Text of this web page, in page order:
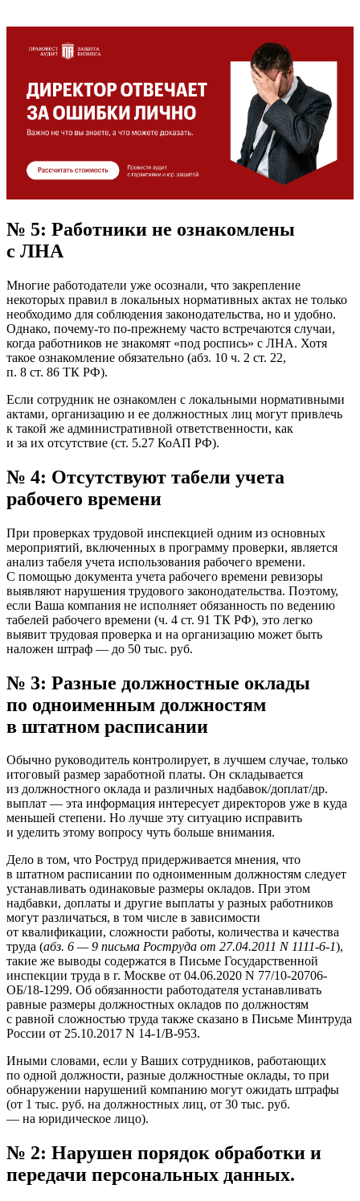
№ 5: Работники не ознакомлены
с ЛНА
Многие работодатели уже осознали, что закрепление
некоторых правил в локальных нормативных актах не только
необходимо для соблюдения законодательства, но и удобно.
Однако, почему-то по-прежнему часто встречаются случаи,
когда работников не знакомят «под роспись» с ЛНА. Хотя
такое ознакомление обязательно (абз. 10 ч. 2 ст. 22,
п. 8 ст. 86 ТК РФ).
Если сотрудник не ознакомлен с локальными нормативными
актами, организацию и ее должностных лиц могут привлечь
к такой же административной ответственности, как
и за их отсутствие (ст. 5.27 КоАП РФ).
№ 4: Отсутствуют табели учета
рабочего времени
При проверках трудовой инспекцией одним из основных
мероприятий, включенных в программу проверки, является
анализ табеля учета использования рабочего времени.
С помощью документа учета рабочего времени ревизоры
выявляют нарушения трудового законодательства. Поэтому,
если Ваша компания не исполняет обязанность по ведению
табелей рабочего времени (ч. 4 ст. 91 ТК РФ), это легко
выявит трудовая проверка и на организацию может быть
наложен штраф — до 50 тыс. руб.
№ 3: Разные должностные оклады
по одноименным должностям
в штатном расписании
Обычно руководитель контролирует, в лучшем случае, только
итоговый размер заработной платы. Он складывается
из должностного оклада и различных надбавок/доплат/др.
выплат — эта информация интересует директоров уже в куда
меньшей степени. Но лучше эту ситуацию исправить
и уделить этому вопросу чуть больше внимания.
Дело в том, что Роструд придерживается мнения, что
в штатном расписании по одноименным должностям следует
устанавливать одинаковые размеры окладов. При этом
надбавки, доплаты и другие выплаты у разных работников
могут различаться, в том числе в зависимости
от квалификации, сложности работы, количества и качества
труда (абз. 6 —9 письма Роструда от 27.04.2011 N 1111-6-1),
такие же выводы содержатся в Письме Государственной
инспекции труда в г. Москве от 04.06.2020 N 77/10-20706-
ОБ/18-1299. Об обязанности работодателя устанавливать
равные размеры должностных окладов по должностям
с равной сложностью труда также сказано в Письме Минтруда
России от 25.10.2017 N 14-1/В-953.
Иными словами, если у Ваших сотрудников, работающих
по одной должности, разные должностные оклады, то при
обнаружении нарушений компанию могут ожидать штрафы
(от 1 тыс. руб. на должностных лиц, от 30 тыс. руб.
— на юридическое лицо).
№ 2: Нарушен порядок обработки и
передачи персональных данных.